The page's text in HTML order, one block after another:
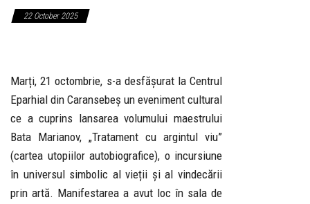
22 October 2025
Marți, 21 octombrie, s-a desfășurat la Centrul
Eparhial din Caransebeș un eveniment cultural
ce a cuprins lansarea volumului maestrului
Bata Marianov, „Tratament cu argintul viu”
(cartea utopiilor autobiografice), o incursiune
în universul simbolic al vieții și al vindecării
prin artă. Manifestarea a avut loc în sala de